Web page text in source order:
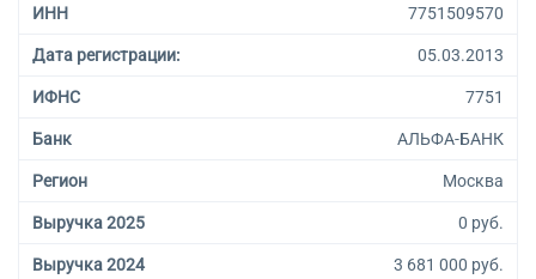
ИНН 7751509570
Дата регистрации: 05.03.2013
ИФНС 7751
Банк АЛЬФА-БАНК
Регион Москва
Выручка 2025 0 руб.
Выручка 2024 3 681 000 руб.